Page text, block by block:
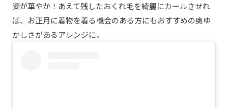
姿が華やか！あえて残したおくれ毛を綺麗にカールさせれ
ば、お正月に着物を着る機会のある方にもおすすめの奥ゆ
かしさがあるアレンジに。